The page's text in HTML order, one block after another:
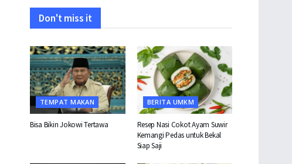
Don't miss it
TEMPAT MAKAN
Bisa Bikin Jokowi Tertawa
BERITA UMKM
Resep Nasi Cokot Ayam Suwir
Kemangi Pedas untuk Bekal
Siap Saji